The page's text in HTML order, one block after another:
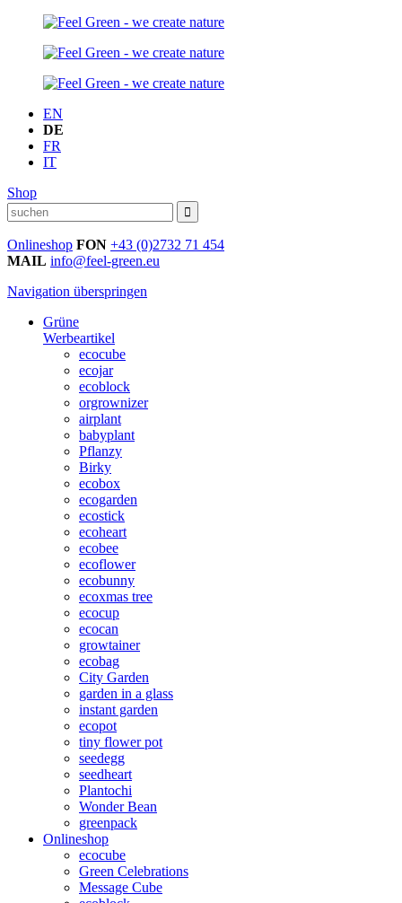
EN
DE
FR
IT
Shop
Onlineshop FON +43 (0)2732 71 454
MAIL info@feel-green.eu
Navigation überspringen
Grüne
Werbeartikel
ecocube
ecojar
ecoblock
orgrownizer
airplant
babyplant
Pflanzy
Birky
ecobox
ecogarden
ecostick
ecoheart
ecobee
ecoflower
ecobunny
ecoxmas tree
ecocup
ecocan
growtainer
ecobag
City Garden
garden in a glass
instant garden
ecopot
tiny flower pot
seedegg
seedheart
Plantochi
Wonder Bean
greenpack
Onlineshop
ecocube
Green Celebrations
Message Cube